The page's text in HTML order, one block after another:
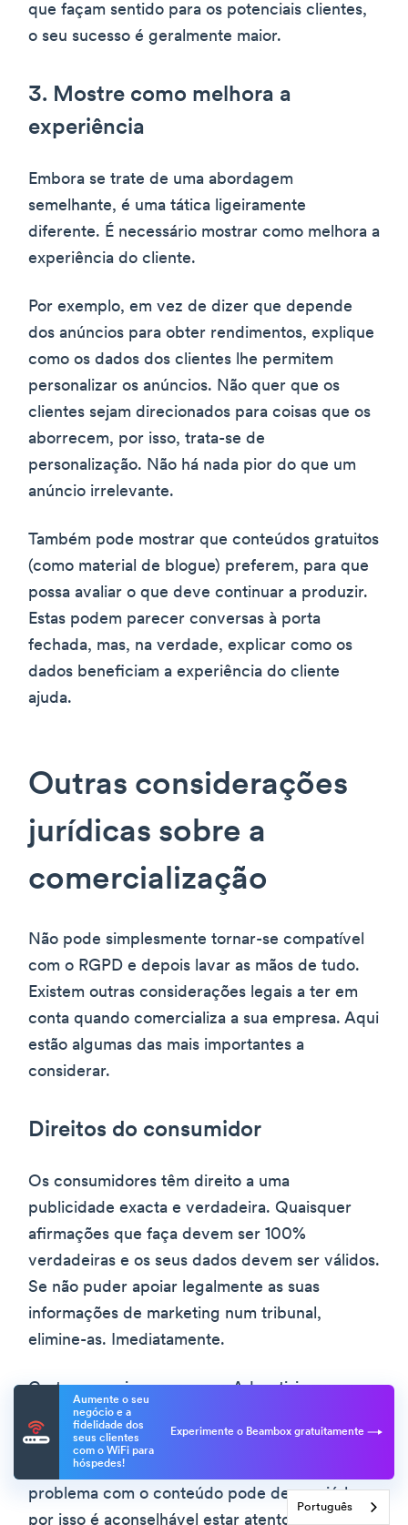
que façam sentido para os potenciais clientes,
o seu sucesso é geralmente maior.
3. Mostre como melhora a
experiência
Embora se trate de uma abordagem
semelhante, é uma tática ligeiramente
diferente. É necessário mostrar como melhora a
experiência do cliente.
Por exemplo, em vez de dizer que depende
dos anúncios para obter rendimentos, explique
como os dados dos clientes lhe permitem
personalizar os anúncios. Não quer que os
clientes sejam direcionados para coisas que os
aborrecem, por isso, trata-se de
personalização. Não há nada pior do que um
anúncio irrelevante.
Também pode mostrar que conteúdos gratuitos
(como material de blogue) preferem, para que
possa avaliar o que deve continuar a produzir.
Estas podem parecer conversas à porta
fechada, mas, na verdade, explicar como os
dados beneficiam a experiência do cliente
ajuda.
Outras considerações
jurídicas sobre a
comercialização
Não pode simplesmente tornar-se compatível
com o RGPD e depois lavar as mãos de tudo.
Existem outras considerações legais a ter em
conta quando comercializa a sua empresa. Aqui
estão algumas das mais importantes a
considerar.
Direitos do consumidor
Os consumidores têm direito a uma
publicidade exacta e verdadeira. Quaisquer
afirmações que faça devem ser 100%
verdadeiras e os seus dados devem ser válidos.
Se não puder apoiar legalmente as suas
informações de marketing num tribunal,
elimine-as. Imediatamente.
Certos organismos, como a Advertising
Standards Authority (ASA), defendem
obrigações como o marketing justo e
verdadeiro. E qualquer pessoa que detecte um
problema com o conteúdo pode denunciá-lo,
por isso é aconselhável estar atento.
Aumente o seu
negócio e a
fidelidade dos
seus clientes
com o WiFi para
hóspedes!
Experimente o Beambox gratuitamente
Português